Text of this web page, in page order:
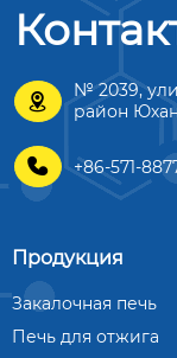

№ 2039,
район
 +86-571-
Продукция
Закалочная печь
Печь для отжига